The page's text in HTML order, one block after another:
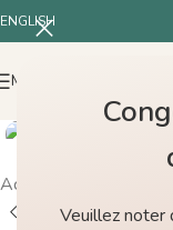
Veuillez noter
ENGLISH
MENU
Accueil